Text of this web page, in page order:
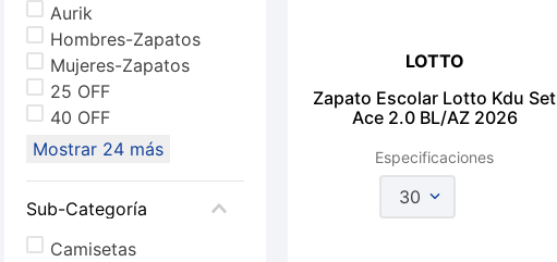
Aurik
Hombres-Zapatos
Mujeres-Zapatos
25 OFF
40 OFF
Mostrar 24 más
Sub-Categoría
Camisetas
LOTTO
Zapato Escolar Lotto Kdu Set
Ace 2.0 BL/AZ 2026
Especificaciones
30